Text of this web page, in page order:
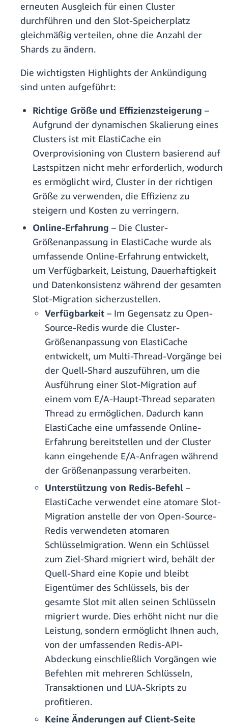
erneuten Ausgleich für einen Cluster
durchführen und den Slot-Speicherplatz
gleichmäßig verteilen, ohne die Anzahl der
Shards zu ändern.
Die wichtigsten Highlights der Ankündigung
sind unten aufgeführt:
Richtige Größe und Effizienzsteigerung –
Aufgrund der dynamischen Skalierung eines
Clusters ist mit ElastiCache ein
Overprovisioning von Clustern basierend auf
Lastspitzen nicht mehr erforderlich, wodurch
es ermöglicht wird, Cluster in der richtigen
Größe zu verwenden, die Effizienz zu
steigern und Kosten zu verringern.
Online-Erfahrung – Die Cluster-
Größenanpassung in ElastiCache wurde als
umfassende Online-Erfahrung entwickelt,
um Verfügbarkeit, Leistung, Dauerhaftigkeit
und Datenkonsistenz während der gesamten
Slot-Migration sicherzustellen.
Verfügbarkeit – Im Gegensatz zu Open-
Source-Redis wurde die Cluster-
Größenanpassung von ElastiCache
entwickelt, um Multi-Thread-Vorgänge bei
der Quell-Shard auszuführen, um die
Ausführung einer Slot-Migration auf
einem vom E/A-Haupt-Thread separaten
Thread zu ermöglichen. Dadurch kann
ElastiCache eine umfassende Online-
Erfahrung bereitstellen und der Cluster
kann eingehende E/A-Anfragen während
der Größenanpassung verarbeiten.
Unterstützung von Redis-Befehl –
ElastiCache verwendet eine atomare Slot-
Migration anstelle der von Open-Source-
Redis verwendeten atomaren
Schlüsselmigration. Wenn ein Schlüssel
zum Ziel-Shard migriert wird, behält der
Quell-Shard eine Kopie und bleibt
Eigentümer des Schlüssels, bis der
gesamte Slot mit allen seinen Schlüsseln
migriert wurde. Dies erhöht nicht nur die
Leistung, sondern ermöglicht Ihnen auch,
von der umfassenden Redis-API-
Abdeckung einschließlich Vorgängen wie
Befehlen mit mehreren Schlüsseln,
Transaktionen und LUA-Skripts zu
profitieren.
Keine Änderungen auf Client-Seite